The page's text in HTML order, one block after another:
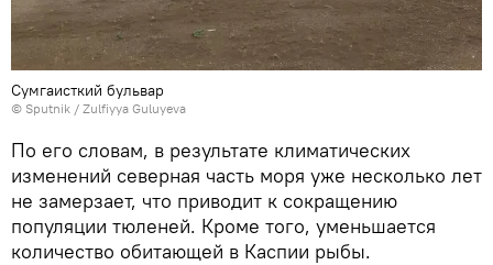
Сумгаисткий бульвар
© Sputnik / Zulfiyya Guluyeva
По его словам, в результате климатических
изменений северная часть моря уже несколько лет
не замерзает, что приводит к сокращению
популяции тюленей. Кроме того, уменьшается
количество обитающей в Каспии рыбы.